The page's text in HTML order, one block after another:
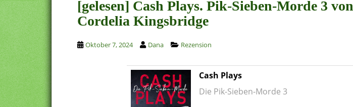
[gelesen] Cash Plays. Pik-Sieben-Morde 3 von
Cordelia Kingsbridge
Oktober 7, 2024 Dana Rezension
Cash Plays
Die Pik-Sieben-Morde 3